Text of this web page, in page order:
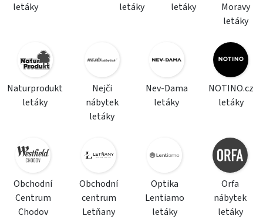
letáky
letáky
letáky
Moravy
letáky
Naturprodukt
letáky
Nejči
nábytek
letáky
Nev-Dama
letáky
NOTINO.cz
letáky
Obchodní
Centrum
Chodov
Obchodní
centrum
Letňany
Optika
Lentiamo
letáky
Orfa
nábytek
letáky